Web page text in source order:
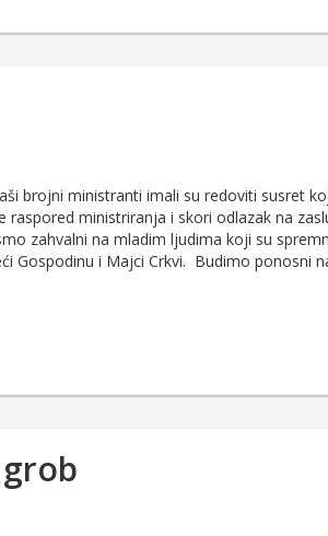
brojni ministranti imali su redoviti susret
raspored ministriranja i skori odlazak na
zahvalni na mladim ljudima koji su
Gospodinu i Majci Crkvi. Budimo ponosni